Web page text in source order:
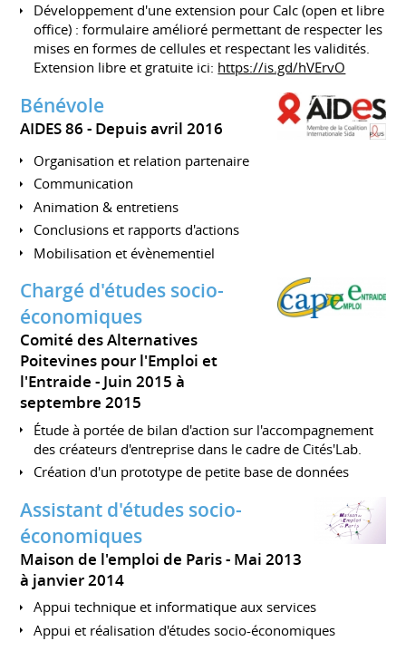
Développement d'une extension pour Calc (open et libre
office) : formulaire amélioré permettant de respecter les
mises en formes de cellules et respectant les validités.
Extension libre et gratuite ici: https://is.gd/hVErvO
Bénévole
AIDES 86 Depuis avril 2016
Organisation et relation partenaire
Communication
Animation & entretiens
Conclusions et rapports d'actions
Mobilisation et évènementiel
Chargé d'études socio-
économiques
Comité des Alternatives
Poitevines pour l'Emploi et
l'Entraide
Juin 2015 à
septembre 2015
Étude à portée de bilan d'action sur l'accompagnement
des créateurs d'entreprise dans le cadre de Cités'Lab.
Création d'un prototype de petite base de données
Assistant d'études socio-
économiques
Maison de l'emploi de Paris
Mai 2013
à janvier 2014
Appui technique et informatique aux services
Appui et réalisation d'études socio-économiques